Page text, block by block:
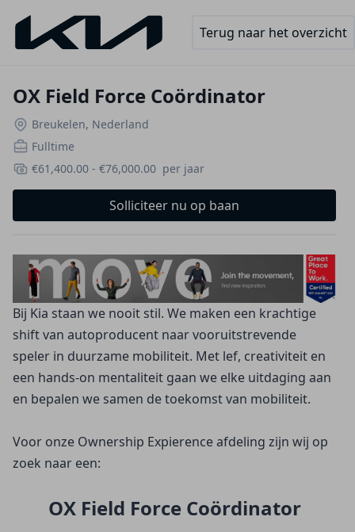
Terug naar het overzicht
OX Field Force Coördinator
Breukelen, Nederland
Fulltime
€61,400.00 - €76,000.00 per jaar
Solliciteer nu op baan
Bij Kia staan we nooit stil. We maken een krachtige
shift van autoproducent naar vooruitstrevende
speler in duurzame mobiliteit. Met lef, creativiteit en
een hands-on mentaliteit gaan we elke uitdaging aan
en bepalen we samen de toekomst van mobiliteit.
Voor onze Ownership Expierence afdeling zijn wij op
zoek naar een:
OX Field Force Coördinator